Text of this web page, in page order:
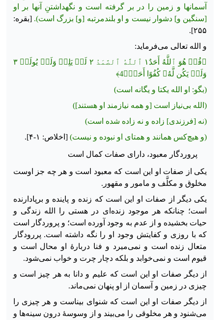
آسمان‏ها و زمین را در بر گرفته است و نگهداشتنِ آنها بر او
[سنگین و] دشوار نیست و او بلندمرتبه [و] بزرگ است). [بقره:
۲۵۵].
و الله تعالی می‌فرماید:
﴿قُلۡ هُوَ ٱللَّهُ أَحَدٌ١ ٱللَّهُ ٱلصَّمَدُ ٢ لَمۡ يَلِدۡ وَلَمۡ يُولَدۡ ٣
وَلَمۡ يَكُن لَّهُۥ كُفُوًا أَحَدُۢ4﴾
(بگو: او الله یکتا و یگانه است)
(الله بی‌نیاز است [و همه نیازمند او هستند])
(نه [فرزندی] زاده و نه زاده شده است)
(و هیچ‌کس همانند و همتای او نبوده و نیست)[اخلاص: ۱-۴].
پروردگار معبود، دارای صفات کمال است
یکی از صفات او این است که معبود است و هر چه جز اوست
مخلوق و مکلَّف و مامور و مقهور.
یکی دیگر از صفات او این است که زنده و پاینده و برپادارنده
است؛ چنانکه هر موجود زنده‌ای در هستی را الله زندگی و
حیات بخشیده و از عدم به وجود آورده است؛ و پروردگار است
که با روزی‌ و کفایتش وجود او را نگه داشته است. پررودگار
متعال زنده است و نمی‌میرد و فنا دربارهٔ او محال است و
قیوم است و نمی‌خوابد و بلکه دچار چرت و خواب نمی‌شود.
از دیگر صفات او این است که علیم و دانا به هر چیز است و
چیزی در زمین و آسمان از او پنهان نمی‌ماند.
از دیگر صفات او این است که شنوای بیناست و هر چیزی را
می‌شنود و هر مخلوقی را می‌بیند و از وسوسهٔ درون سینه‌ها و